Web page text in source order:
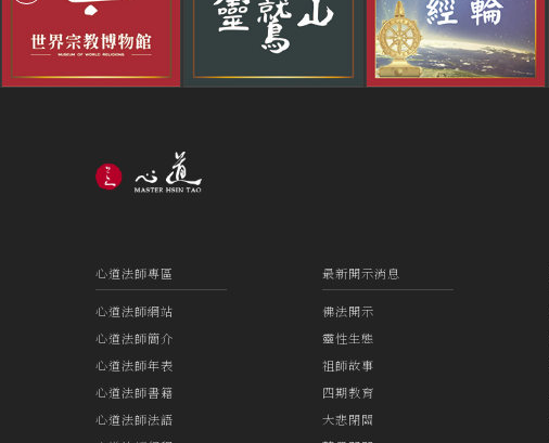
心道法師專區
心道法師網站
心道法師簡介
心道法師年表
心道法師書籍
心道法師法語
最新開示消息
佛法開示
靈性生態
祖師故事
四期教育
大悲閉關